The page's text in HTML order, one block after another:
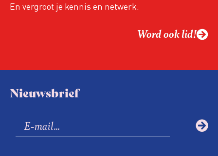
En vergroot je kennis en netwerk.
Word ook lid!
Nieuwsbrief